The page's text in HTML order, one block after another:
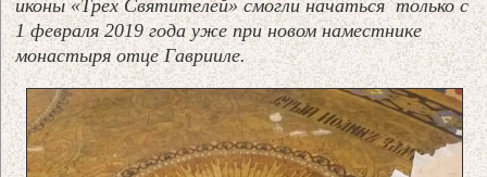
иконы «Трех Святителей» смогли начаться только с
1 февраля 2019 года уже при новом наместнике
монастыря отце Гаврииле.